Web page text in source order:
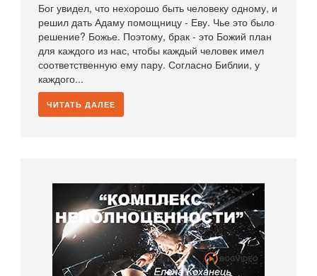
Бог увидел, что нехорошо быть человеку одному, и
решил дать Адаму помощницу - Еву. Чье это было
решение? Божье. Поэтому, брак - это Божий план
для каждого из нас, чтобы каждый человек имел
соответственную ему пару. Согласно Библии, у
каждого...
ЧИТАТЬ ДАЛЕЕ